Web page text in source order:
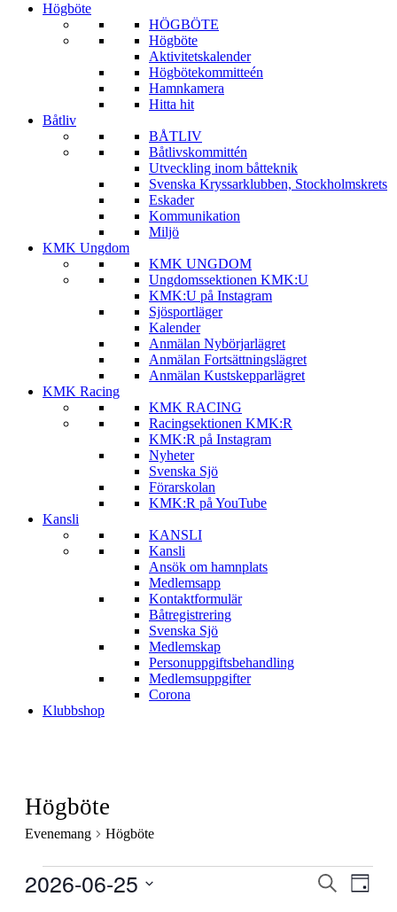
Högböte
HÖGBÖTE
Högböte
Aktivitetskalender
Högbötekommitteén
Hamnkamera
Hitta hit
Båtliv
BÅTLIV
Båtlivskommittén
Utveckling inom båtteknik
Svenska Kryssarklubben, Stockholmskrets
Eskader
Kommunikation
Miljö
KMK Ungdom
KMK UNGDOM
Ungdomssektionen KMK:U
KMK:U på Instagram
Sjösportläger
Kalender
Anmälan Nybörjarlägret
Anmälan Fortsättningslägret
Anmälan Kustskepparlägret
KMK Racing
KMK RACING
Racingsektionen KMK:R
KMK:R på Instagram
Nyheter
Svenska Sjö
Förarskolan
KMK:R på YouTube
Kansli
KANSLI
Kansli
Ansök om hamnplats
Medlemsapp
Kontaktformulär
Båtregistrering
Svenska Sjö
Medlemskap
Personuppgiftsbehandling
Medlemsuppgifter
Corona
Klubbshop
Högböte
Evenemang Högböte
Evenemang
Sök Dag
2026-06-25